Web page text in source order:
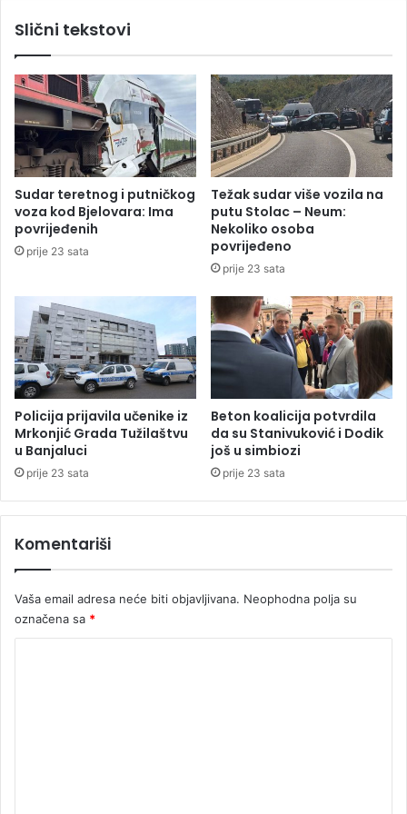
o
p
r
u
g
u
t
r
o
s
K
s
e
l
j
a
k
u
a
r
n
i
š
u
t
r
i
j
z
i
v
e
d
e
t
a
Slični tekstovi
Sudar teretnog i putničkog
voza kod Bjelovara: Ima
povrijeđenih
prije 23 sata
Težak sudar više vozila na
putu Stolac – Neum:
Nekoliko osoba
povrijeđeno
prije 23 sata
Policija prijavila učenike iz
Mrkonjić Grada Tužilaštvu
u Banjaluci
prije 23 sata
Beton koalicija potvrdila
da su Stanivuković i Dodik
još u simbiozi
prije 23 sata
Komentariši
Vaša email adresa neće biti objavljivana. Neophodna polja su
označena sa *